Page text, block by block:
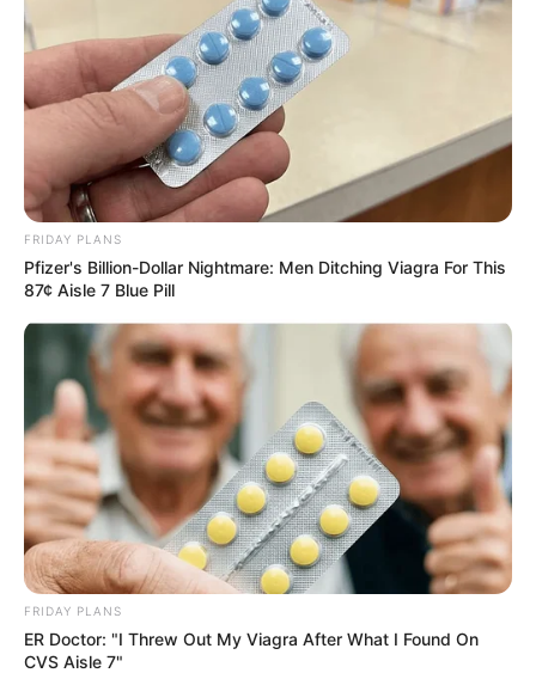
FRIDAY PLANS
Pfizer's Billion-Dollar Nightmare: Men Ditching Viagra For This
87¢ Aisle 7 Blue Pill
FRIDAY PLANS
ER Doctor: "I Threw Out My Viagra After What I Found On
CVS Aisle 7"